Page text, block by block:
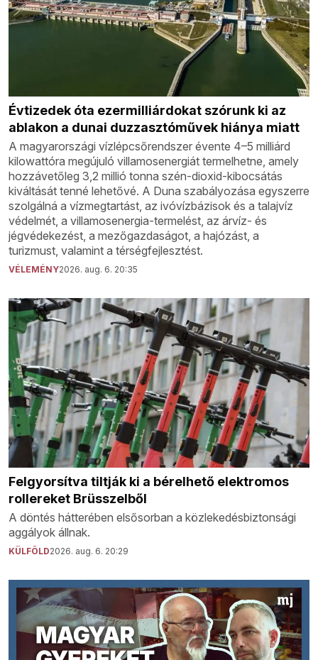
Évtizedek óta ezermilliárdokat szórunk ki az
ablakon a dunai duzzasztóművek hiánya miatt
A magyarországi vízlépcsőrendszer évente 4–5 milliárd
kilowattóra megújuló villamosenergiát termelhetne, amely
hozzávetőleg 3,2 millió tonna szén-dioxid-kibocsátás
kiváltását tenné lehetővé. A Duna szabályozása egyszerre
szolgálná a vízmegtartást, az ivóvízbázisok és a talajvíz
védelmét, a villamosenergia-termelést, az árvíz- és
jégvédekezést, a mezőgazdaságot, a hajózást, a
turizmust, valamint a térségfejlesztést.
VÉLEMÉNY2026. aug. 6. 20:35
Felgyorsítva tiltják ki a bérelhető elektromos
rollereket Brüsszelből
A döntés hátterében elsősorban a közlekedésbiztonsági
aggályok állnak.
KÜLFÖLD2026. aug. 6. 20:29